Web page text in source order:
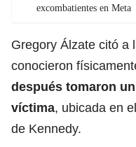
excombatientes en Meta
Gregory Álzate citó a
conocieron
después tomaron
víctima, ubicada en
de Kennedy.